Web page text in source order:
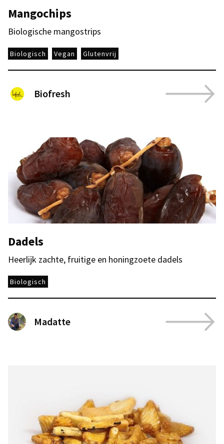
Mangochips
Biologische mangostrips
Biologisch Vegan Glutenvrij
Biofresh
Dadels
Heerlijk zachte, fruitige en honingzoete dadels
Biologisch
Madatte